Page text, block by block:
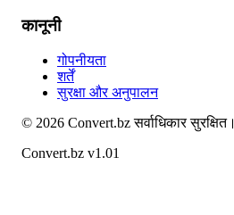
कानूनी
गोपनीयता
शर्तें
सुरक्षा और अनुपालन
© 2026 Convert.bzसर्वाधिकार सुरक्षित।
Convert.bz v1.01